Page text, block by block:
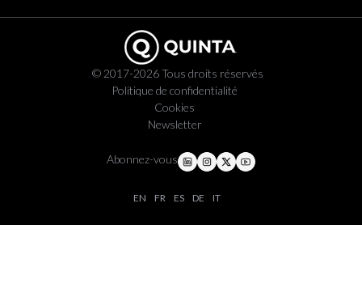
© 2017-2026 Tous droits réservés
Politique de confidentialité
Cookies
Newsletter
Abonnez-vous
EN FR ES DE IT